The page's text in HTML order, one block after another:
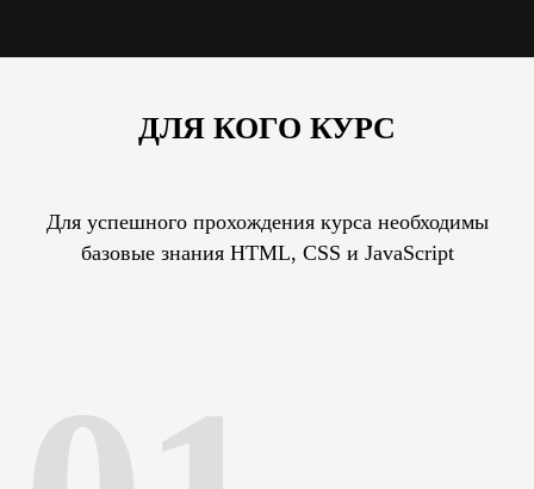
ДЛЯ КОГО КУРС
Для успешного прохождения курса необходимы
базовые знания HTML, CSS и JavaScript